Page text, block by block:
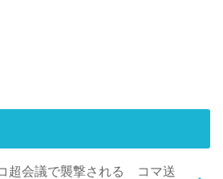
超会議で襲撃される コマ送